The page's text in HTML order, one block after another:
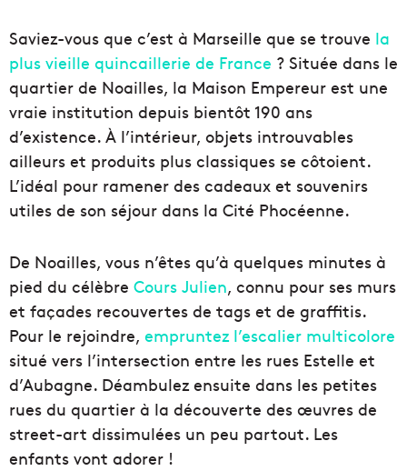
Saviez-vous que c’est à Marseille que se trouve la
plus vieille quincaillerie de France ? Située dans le
quartier de Noailles, la Maison Empereur est une
vraie institution depuis bientôt 190 ans
d’existence. À l’intérieur, objets introuvables
ailleurs et produits plus classiques se côtoient.
L’idéal pour ramener des cadeaux et souvenirs
utiles de son séjour dans la Cité Phocéenne.
De Noailles, vous n’êtes qu’à quelques minutes à
pied du célèbre Cours Julien, connu pour ses murs
et façades recouvertes de tags et de graffitis.
Pour le rejoindre, empruntez l’escalier multicolore
situé vers l’intersection entre les rues Estelle et
d’Aubagne. Déambulez ensuite dans les petites
rues du quartier à la découverte des œuvres de
street-art dissimulées un peu partout. Les
enfants vont adorer !